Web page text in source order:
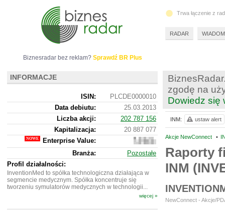
zgodę na
Dowiedz się
Akcje NewConnect •
Raporty
INM
NewConnect - Akcje/
INM: ustaw alert
Biznesradar bez reklam? Sprawdź BR Plus
INFORMACJE
ISIN:
PLCDE0000010
Data debiutu:
25.03.2013
Liczba akcji:
202 787 156
Kapitalizacja:
20 887 077
Enterprise Value:
20
840
077
Branża:
Pozostałe
Profil działalności:
InventionMed to spółka technologiczna działająca w
segmencie medycznym. Spółka koncentruje się
tworzeniu symulatorów medycznych w technologii...
więcej »
Trwa łączenie z
RADAR